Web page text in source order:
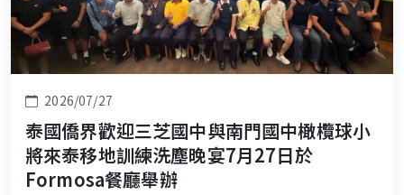
2026/07/27
泰國僑界歡迎三芝國中與南門國中橄欖球小
將來泰移地訓練洗塵晚宴7月27日於
Formosa餐廳舉辦